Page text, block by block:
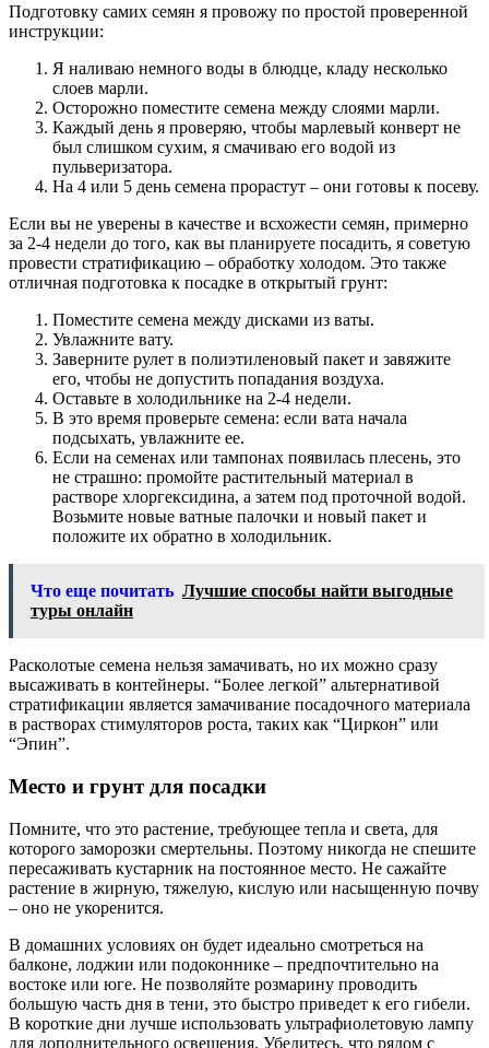
Подготовку самих семян я провожу по простой проверенной
инструкции:
Я наливаю немного воды в блюдце, кладу несколько
слоев марли.
Осторожно поместите семена между слоями марли.
Каждый день я проверяю, чтобы марлевый конверт не
был слишком сухим, я смачиваю его водой из
пульверизатора.
На 4 или 5 день семена прорастут – они готовы к посеву.
Если вы не уверены в качестве и всхожести семян, примерно
за 2-4 недели до того, как вы планируете посадить, я советую
провести стратификацию – обработку холодом. Это также
отличная подготовка к посадке в открытый грунт:
Поместите семена между дисками из ваты.
Увлажните вату.
Заверните рулет в полиэтиленовый пакет и завяжите
его, чтобы не допустить попадания воздуха.
Оставьте в холодильнике на 2-4 недели.
В это время проверьте семена: если вата начала
подсыхать, увлажните ее.
Если на семенах или тампонах появилась плесень, это
не страшно: промойте растительный материал в
растворе хлоргексидина, а затем под проточной водой.
Возьмите новые ватные палочки и новый пакет и
положите их обратно в холодильник.
Что еще почитать Лучшие способы найти выгодные
туры онлайн
Расколотые семена нельзя замачивать, но их можно сразу
высаживать в контейнеры. “Более легкой” альтернативой
стратификации является замачивание посадочного материала
в растворах стимуляторов роста, таких как “Циркон” или
“Эпин”.
Место и грунт для посадки
Помните, что это растение, требующее тепла и света, для
которого заморозки смертельны. Поэтому никогда не спешите
пересаживать кустарник на постоянное место. Не сажайте
растение в жирную, тяжелую, кислую или насыщенную почву
– оно не укоренится.
В домашних условиях он будет идеально смотреться на
балконе, лоджии или подоконнике – предпочтительно на
востоке или юге. Не позволяйте розмарину проводить
большую часть дня в тени, это быстро приведет к его гибели.
В короткие дни лучше использовать ультрафиолетовую лампу
для дополнительного освещения. Убедитесь, что рядом с